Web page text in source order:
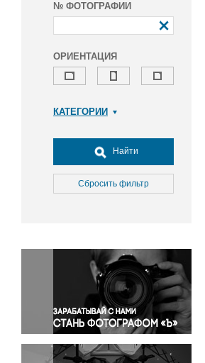
№ ФОТОГРАФИИ
ОРИЕНТАЦИЯ
КАТЕГОРИИ
Досуг, туризм и отдых
Культура
Медицина
Окружающая среда
Политика
Правосудие
Происшествия и конфликты
Религия
Светская жизнь
Спорт
Найти
Сбросить фильтр